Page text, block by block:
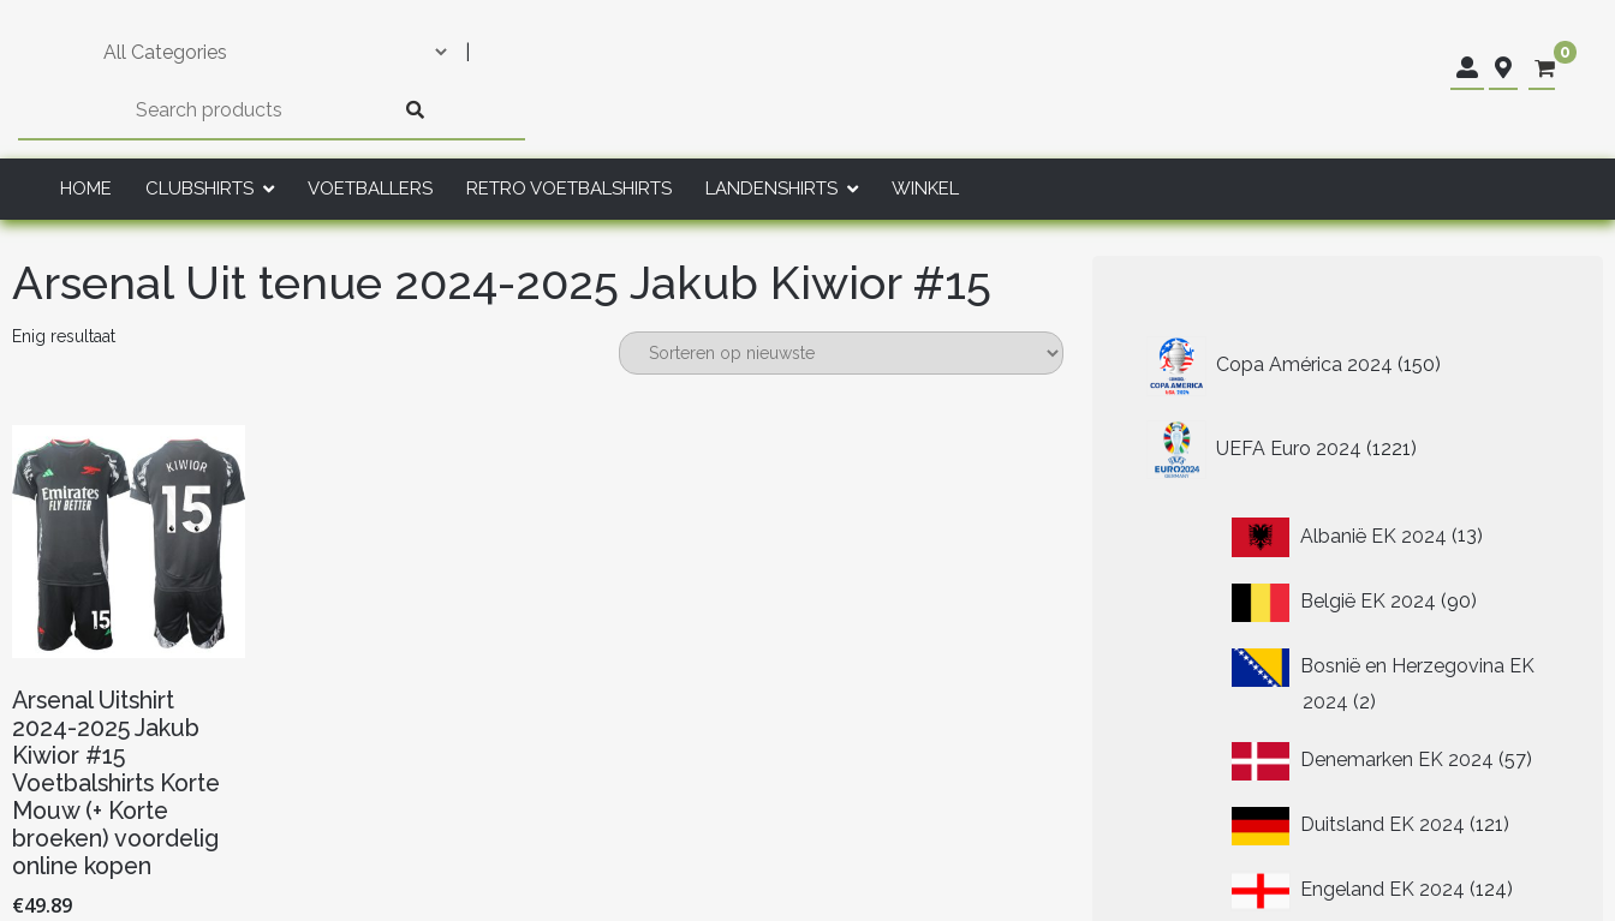
0
HOME CLUBSHIRTS VOETBALLERS RETRO VOETBALSHIRTS LANDENSHIRTS WINKEL
Arsenal Uit tenue 2024-2025 Jakub Kiwior #15
Enig resultaat
Arsenal Uitshirt
2024-2025 Jakub
Kiwior #15
Voetbalshirts Korte
Mouw (+ Korte
broeken) voordelig
online kopen
€49.89
Copa América 2024 150
producten
UEFA Euro 2024 1221
producten
Albanië EK 2024 1313
België EK 2024 9090
Bosnië en Herzegovina EK
2024 22
Denemarken EK 2024 5757
Duitsland EK 2024 121 121
Engeland EK 2024 124124